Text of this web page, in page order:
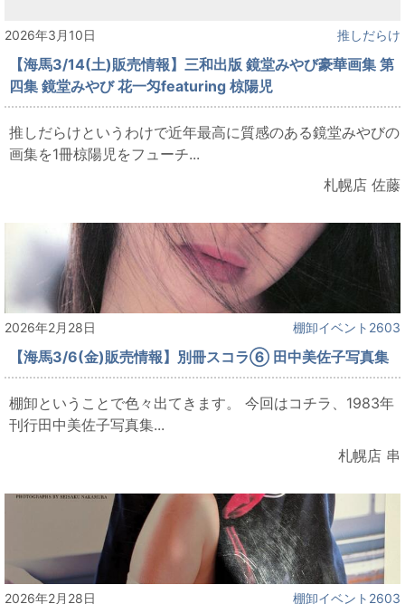
2026年3月10日 推しだらけ
【海馬3/14(土)販売情報】三和出版 鏡堂みやび豪華画集 第
四集 鏡堂みやび 花一匁featuring 椋陽児
推しだらけというわけで近年最高に質感のある鏡堂みやびの
画集を1冊椋陽児をフューチ...
札幌店 佐藤
2026年2月28日 棚卸イベント2603
【海馬3/6(金)販売情報】別冊スコラ⑥ 田中美佐子写真集
棚卸ということで色々出てきます。 今回はコチラ、1983年
刊行田中美佐子写真集...
札幌店 串
2026年2月28日 棚卸イベント2603